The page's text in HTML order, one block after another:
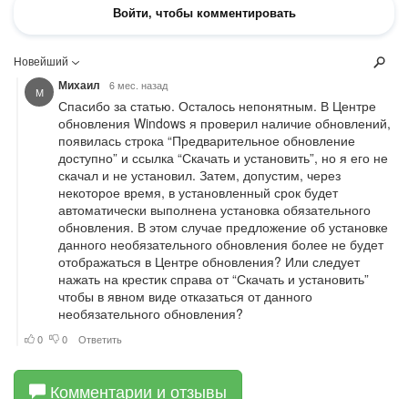
Комментарии и отзывы